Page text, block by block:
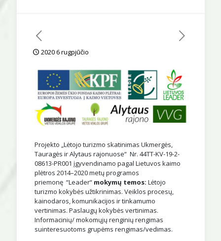
2020 6 rugpjūčio
Projekto „Lėtojo turizmo skatinimas Ukmergės,
Tauragės ir Alytaus rajonuose“ Nr. 44TT-KV-19-2-
08613-PR001 įgyvendinamo pagal Lietuvos kaimo
plėtros 2014–2020 metų programos
priemonę “Leader“ mokymų temos: Lėtojo
turizmo kokybės užtikrinimas. Veiklos procesų,
kainodaros, komunikacijos ir tinkamumo
vertinimas. Paslaugų kokybės vertinimas.
Informacinių/ mokomųjų renginių rengimas
suinteresuotoms grupėms rengimas/vedimas.